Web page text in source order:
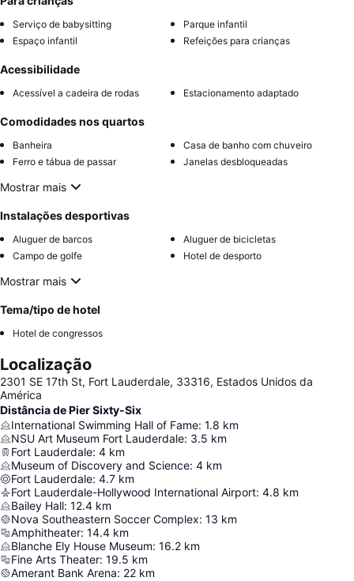
Serviço de babysitting
Parque infantil
Espaço infantil
Refeições para crianças
Acessibilidade
Acessível a cadeira de rodas Estacionamento adaptado
Comodidades nos quartos
Banheira
Casa de banho com chuveiro
Ferro e tábua de passar
Janelas desbloqueadas
Mostrar mais
Instalações desportivas
Aluguer de barcos
Aluguer de bicicletas
Campo de golfe
Hotel de desporto
Mostrar mais
Tema/tipo de hotel
Hotel de congressos
Localização
2301 SE 17th St, Fort Lauderdale, 33316, Estados Unidos da
América
Distância de Pier Sixty-Six
International Swimming Hall of Fame: 1.8 km
NSU Art Museum Fort Lauderdale: 3.5 km
Fort Lauderdale: 4 km
Museum of Discovery and Science: 4 km
Fort Lauderdale: 4.7 km
Fort Lauderdale-Hollywood International Airport: 4.8 km
Bailey Hall: 12.4 km
Nova Southeastern Soccer Complex: 13 km
Amphitheater: 14.4 km
Blanche Ely House Museum: 16.2 km
Fine Arts Theater: 19.5 km
Amerant Bank Arena: 22 km